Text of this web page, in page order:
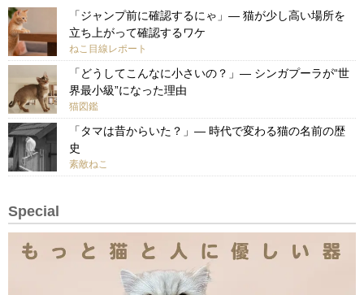
「ジャンプ前に確認するにゃ」— 猫が少し高い場所を
立ち上がって確認するワケ
ねこ目線レポート
「どうしてこんなに小さいの？」— シンガプーラが“世
界最小級”になった理由
猫図鑑
「タマは昔からいた？」— 時代で変わる猫の名前の歴
史
素敵ねこ
Special